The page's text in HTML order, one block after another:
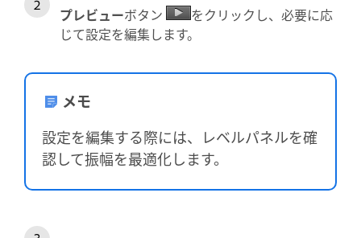
プレビューボタン
をクリックし、必要に応
じて設定を編集します。
メモ
設定を編集する際には、レベルパネルを確
認して振幅を最適化します。